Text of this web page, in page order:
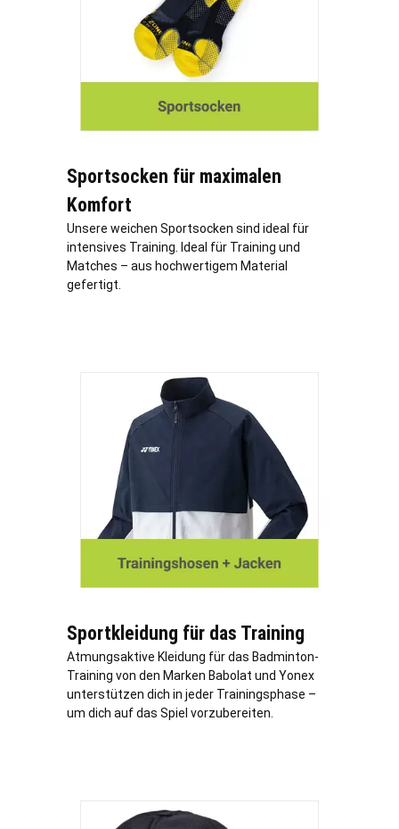
Sportsocken für maximalen
Komfort
Unsere weichen Sportsocken sind ideal für
intensives Training. Ideal für Training und
Matches – aus hochwertigem Material
gefertigt.
Sportkleidung für das Training
Atmungsaktive Kleidung für das Badminton-
Training von den Marken Babolat und Yonex
unterstützen dich in jeder Trainingsphase –
um dich auf das Spiel vorzubereiten.